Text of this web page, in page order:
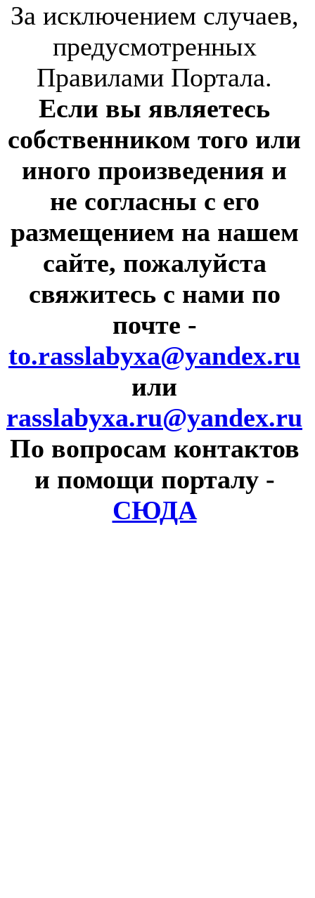
За исключением случаев,
предусмотренных
Правилами Портала.
Если вы являетесь
собственником того или
иного произведения и
не согласны с его
размещением на нашем
сайте, пожалуйста
свяжитесь с нами по
почте -
to.rasslabyxa@yandex.ru
или
rasslabyxa.ru@yandex.ru
По вопросам контактов
и помощи порталу -
СЮДА